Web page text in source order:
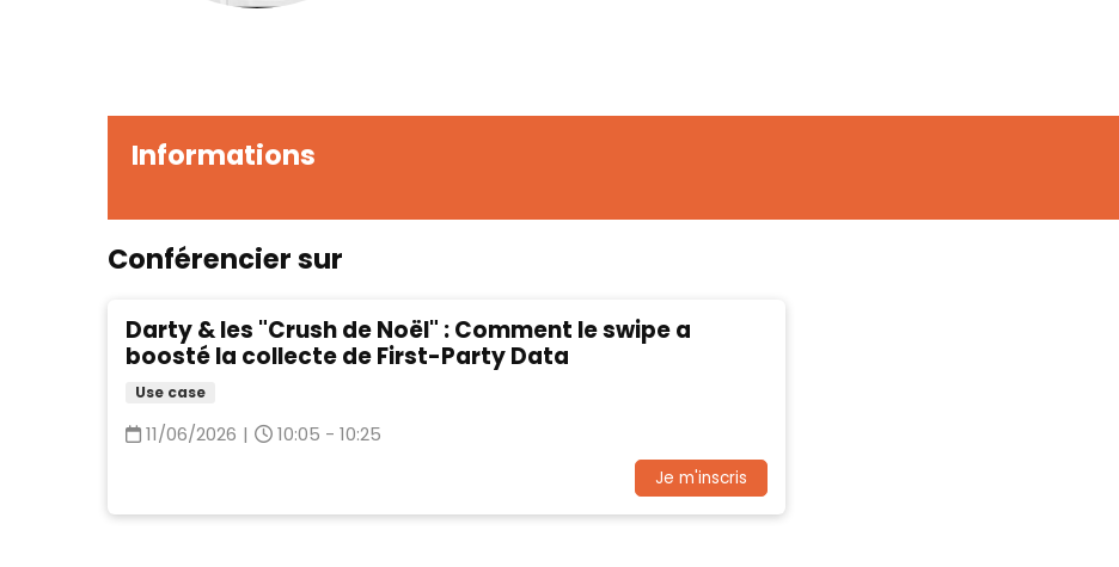
Informations
Conférencier sur
Darty & les "Crush de Noël" : Comment le swipe a
boosté la collecte de First-Party Data
Use case
11/06/2026 | 10:05 - 10:25
Je m'inscris